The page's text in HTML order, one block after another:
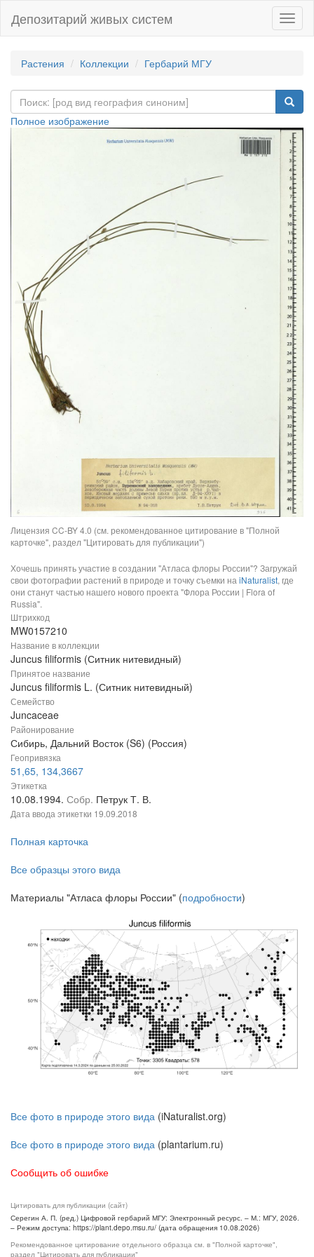
Депозитарий живых систем
Растения Коллекции Гербарий МГУ
Полное изображение
Лицензия CC-BY 4.0 (см. рекомендованное цитирование в "Полной
карточке", раздел "Цитировать для публикации")
Хочешь принять участие в создании "Атласа флоры России"? Загружай
свои фотографии растений в природе и точку съемки на iNaturalist, где
они станут частью нашего нового проекта "Флора России | Flora of
Russia".
Штрихкод
MW0157210
Название в коллекции
Juncus filiformis (Ситник нитевидный)
Принятое название
Juncus filiformis L. (Ситник нитевидный)
Семейство
Juncaceae
Районирование
Сибирь, Дальний Восток (S6) (Россия)
Геопривязка
51,65, 134,3667
Этикетка
10.08.1994. Собр. Петрук Т. В.
Дата ввода этикетки 19.09.2018
Полная карточка
Все образцы этого вида
Материалы "Атласа флоры России" (подробности)
Все фото в природе этого вида (iNaturalist.org)
Все фото в природе этого вида (plantarium.ru)
Сообщить об ошибке
Цитировать для публикации (сайт)
Серегин А. П. (ред.) Цифровой гербарий МГУ: Электронный ресурс. – М.: МГУ, 2026.
– Режим доступа: https://plant.depo.msu.ru/ (дата обращения 10.08.2026)
Рекомендованное цитирование отдельного образца см. в "Полной карточке",
раздел "Цитировать для публикации"